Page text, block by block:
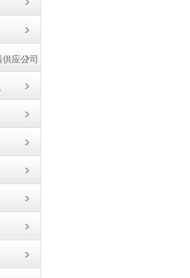
应公司